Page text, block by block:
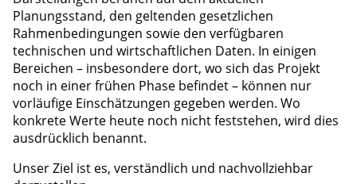
Planungsstand, den geltenden gesetzlichen
Rahmenbedingungen sowie den verfügbaren
technischen und wirtschaftlichen Daten. In einigen
Bereichen – insbesondere dort, wo sich das Projekt
noch in einer frühen Phase befindet – können nur
vorläufige Einschätzungen gegeben werden. Wo
konkrete Werte heute noch nicht feststehen, wird dies
ausdrücklich benannt.
Unser Ziel ist es, verständlich und nachvollziehbar